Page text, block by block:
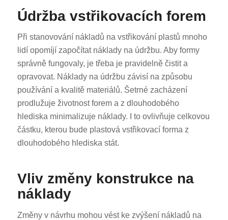
Údržba vstřikovacích forem
Při stanovování nákladů na vstřikování plastů mnoho
lidí opomíjí započítat náklady na údržbu. Aby formy
správně fungovaly, je třeba je pravidelně čistit a
opravovat. Náklady na údržbu závisí na způsobu
používání a kvalitě materiálů. Šetrné zacházení
prodlužuje životnost forem a z dlouhodobého
hlediska minimalizuje náklady. I to ovlivňuje celkovou
částku, kterou bude plastová vstřikovací forma z
dlouhodobého hlediska stát.
Vliv změny konstrukce na
náklady
Změny v návrhu mohou vést ke zvýšení nákladů na